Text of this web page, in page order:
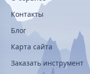
Контакты
Блог
Карта сайта
Заказать инструмент